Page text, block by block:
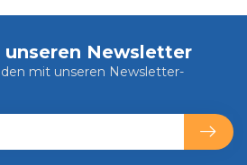
unseren Newsletter
mit unseren Newsletter-